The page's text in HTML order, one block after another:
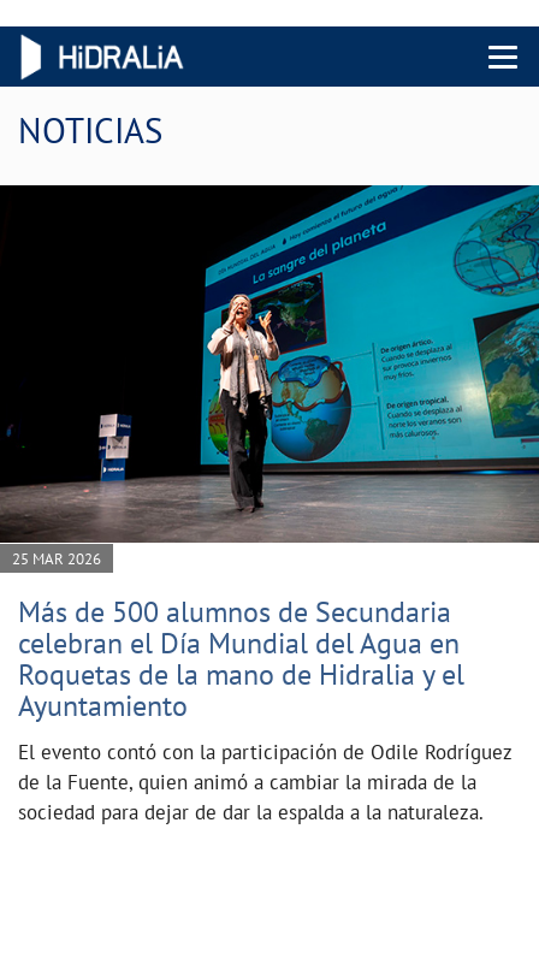
Menu
NOTICIAS
25 MAR 2026
Más de 500 alumnos de Secundaria
celebran el Día Mundial del Agua en
Roquetas de la mano de Hidralia y el
Ayuntamiento
El evento contó con la participación de Odile Rodríguez
de la Fuente, quien animó a cambiar la mirada de la
sociedad para dejar de dar la espalda a la naturaleza.